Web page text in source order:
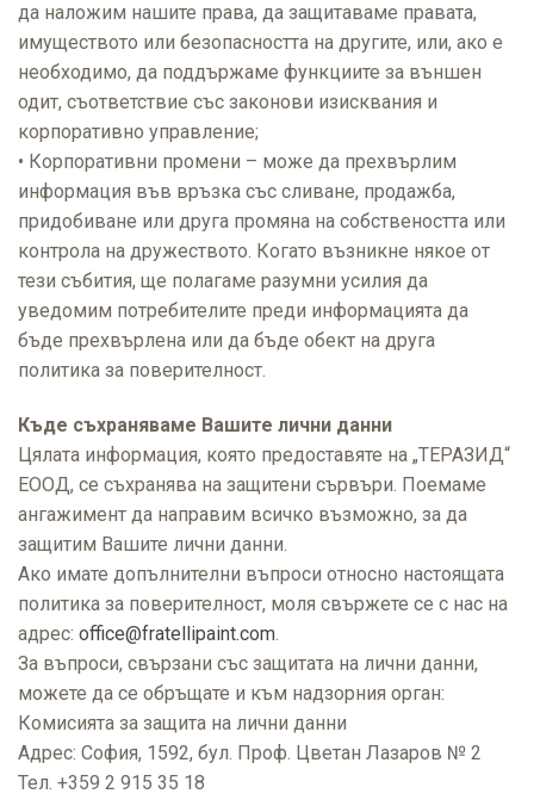
да наложим нашите права, да защитаваме правата,
имуществото или безопасността на другите, или, ако е
необходимо, да поддържаме функциите за външен
одит, съответствие със законови изисквания и
корпоративно управление;
• Корпоративни промени – може да прехвърлим
информация във връзка със сливане, продажба,
придобиване или друга промяна на собствеността или
контрола на дружеството. Когато възникне някое от
тези събития, ще полагаме разумни усилия да
уведомим потребителите преди информацията да
бъде прехвърлена или да бъде обект на друга
политика за поверителност.
Къде съхраняваме Вашите лични данни
Цялата информация, която предоставяте на „ТЕРАЗИД“
ЕООД, се съхранява на защитени сървъри. Поемаме
ангажимент да направим всичко възможно, за да
защитим Вашите лични данни.
Ако имате допълнителни въпроси относно настоящата
политика за поверителност, моля свържете се с нас на
адрес: office@fratellipaint.com.
За въпроси, свързани със защитата на лични данни,
можете да се обръщате и към надзорния орган:
Комисията за защита на лични данни
Адрес: София, 1592, бул. Проф. Цветан Лазаров № 2
Тел. +359 2 915 35 18